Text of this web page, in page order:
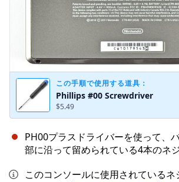
この手順で使用する道具：
Phillips #00 Screwdriver
$5.49
PH00プラスドライバーを使って、
部に沿って留められている4本のネ
このコンソールに使用されているネ